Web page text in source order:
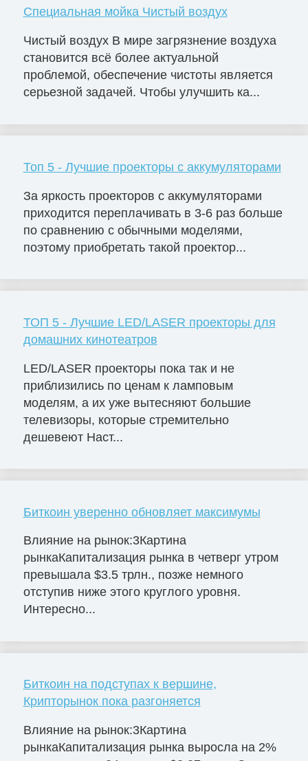
Специальная мойка Чистый воздух
Чистый воздух В мире загрязнение воздуха
становится всё более актуальной
проблемой, обеспечение чистоты является
серьезной задачей. Чтобы улучшить ка...
Топ 5 - Лучшие проекторы с аккумуляторами
За яркость проекторов с аккумуляторами
приходится переплачивать в 3-6 раз больше
по сравнению с обычными моделями,
поэтому приобретать такой проектор...
ТОП 5 - Лучшие LED/LASER проекторы для
домашних кинотеатров
LED/LASER проекторы пока так и не
приблизились по ценам к ламповым
моделям, а их уже вытесняют большие
телевизоры, которые стремительно
дешевеют Наст...
Биткоин уверенно обновляет максимумы
Влияние на рынок:3Картина
рынкаКапитализация рынка в четверг утром
превышала $3.5 трлн., позже немного
отступив ниже этого круглого уровня.
Интересно...
Биткоин на подступах к вершине,
Крипторынок пока разгоняется
Влияние на рынок:3Картина
рынкаКапитализация рынка выросла на 2%